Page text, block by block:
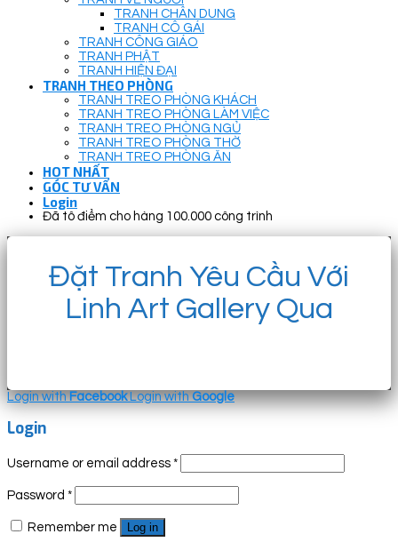
TRANH CHÂN DUNG
TRANH CÔ GÁI
TRANH CÔNG GIÁO
TRANH PHẬT
TRANH HIỆN ĐẠI
TRANH THEO PHÒNG
TRANH TREO PHÒNG KHÁCH
TRANH TREO PHÒNG LÀM VIỆC
TRANH TREO PHÒNG NGỦ
TRANH TREO PHÒNG THỜ
TRANH TREO PHÒNG ĂN
HOT NHẤT
GÓC TƯ VẤN
Login
Đã tô điểm cho hàng 100.000 công trình
Đặt Tranh Yêu Cầu Với
Linh Art Gallery Qua
Login withFacebook Login withGoogle
Login
Username or email address *
Password *
Remember me Log in